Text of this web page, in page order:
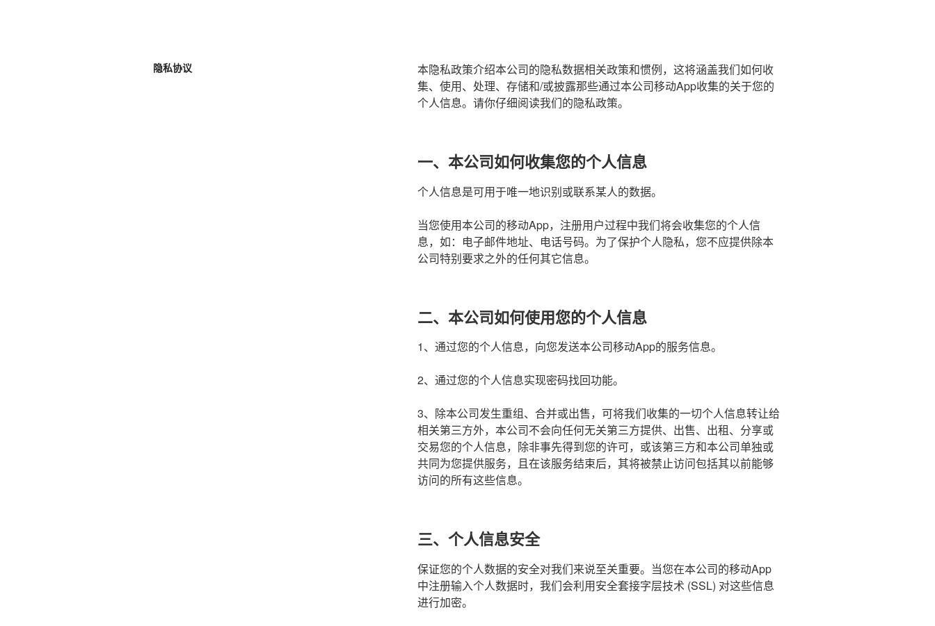
隐私协议
本隐私政策介绍本公司的隐私数据相关政策和惯例，这将涵盖我们如何收
集、使用、处理、存储和/或披露那些通过本公司移动App收集的关于您的
个人信息。请你仔细阅读我们的隐私政策。
一、本公司如何收集您的个人信息
个人信息是可用于唯一地识别或联系某人的数据。
当您使用本公司的移动App，注册用户过程中我们将会收集您的个人信
息，如：电子邮件地址、电话号码。为了保护个人隐私，您不应提供除本
公司特别要求之外的任何其它信息。
二、本公司如何使用您的个人信息
1、通过您的个人信息，向您发送本公司移动App的服务信息。
2、通过您的个人信息实现密码找回功能。
3、除本公司发生重组、合并或出售，可将我们收集的一切个人信息转让给
相关第三方外，本公司不会向任何无关第三方提供、出售、出租、分享或
交易您的个人信息，除非事先得到您的许可，或该第三方和本公司单独或
共同为您提供服务，且在该服务结束后，其将被禁止访问包括其以前能够
访问的所有这些信息。
三、个人信息安全
保证您的个人数据的安全对我们来说至关重要。当您在本公司的移动App
中注册输入个人数据时，我们会利用安全套接字层技术 (SSL) 对这些信息
进行加密。